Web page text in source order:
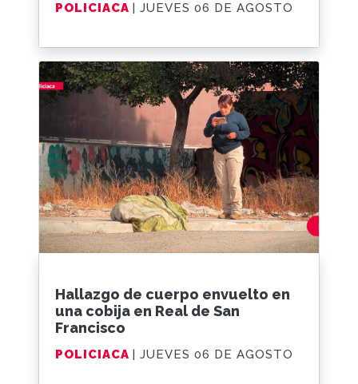
POLICIACA | JUEVES 06 DE AGOSTO
Hallazgo de cuerpo envuelto en
una cobija en Real de San
Francisco
POLICIACA | JUEVES 06 DE AGOSTO